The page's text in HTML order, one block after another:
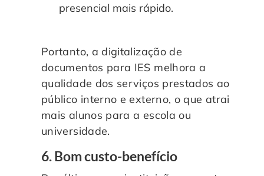
presencial mais rápido.
Portanto, a digitalização de
documentos para IES melhora a
qualidade dos serviços prestados ao
público interno e externo, o que atrai
mais alunos para a escola ou
universidade.
6. Bom custo-benefício